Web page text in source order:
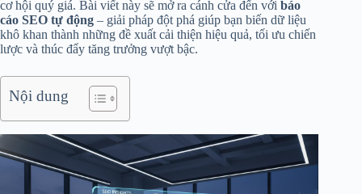
cơ hội quý giá. Bài viết này sẽ mở ra cánh cửa đến với báo
cáo SEO tự động – giải pháp đột phá giúp bạn biến dữ liệu
khô khan thành những đề xuất cải thiện hiệu quả, tối ưu chiến
lược và thúc đẩy tăng trưởng vượt bậc.
Nội dung